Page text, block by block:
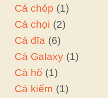
Cá chép (1)
Cá chọi (2)
Cá đĩa (6)
Cá Galaxy (1)
Cá hổ (1)
Cá kiếm (1)